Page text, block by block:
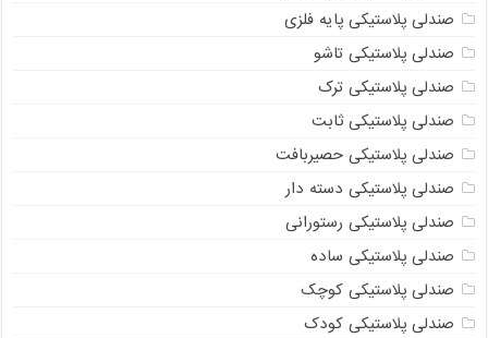
صندلی پلاستیکی پایه فلزی
صندلی پلاستیکی تاشو
صندلی پلاستیکی ترک
صندلی پلاستیکی ثابت
صندلی پلاستیکی حصیربافت
صندلی پلاستیکی دسته دار
صندلی پلاستیکی رستورانی
صندلی پلاستیکی ساده
صندلی پلاستیکی کوچک
صندلی پلاستیکی کودک